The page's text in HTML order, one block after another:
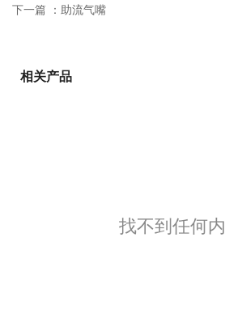
下一篇 ： 助流气嘴
相关产品
找不到任何